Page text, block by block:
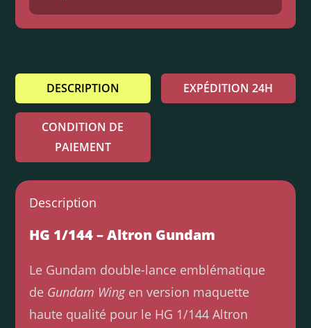
DESCRIPTION EXPÉDITION 24H
CONDITION DE
PAIEMENT
Description
HG 1/144 – Altron Gundam
Le Gundam double-lance emblématique
de Gundam Wingen version maquette
haute qualité pour le HG 1/144 Altron